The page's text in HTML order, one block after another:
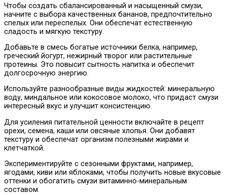
Чтобы создать сбалансированный и насыщенный смузи,
начните с выбора качественных бананов, предпочтительно
спелых или переспелых. Они обеспечат естественную
сладость и мягкую текстуру.
Добавьте в смесь богатые источники белка, например,
греческий йогурт, нежирный творог или растительные
протеины. Это повысит сытность напитка и обеспечит
долгосрочную энергию.
Используйте разнообразные виды жидкостей: минеральную
воду, миндальное или кокосовое молоко, что придаст смузи
интересный вкус и улучшит консистенцию.
Для усиления питательной ценности включайте в рецепт
орехи, семена, каши или овсяные хлопья. Они добавят
текстуру и обеспечат организм полезными жирами и
клетчаткой.
Экспериментируйте с сезонными фруктами, например,
ягодами, киви или яблоками, чтобы получить новые вкусовые
оттенки и обогатить смузи витаминно-минеральным
составом.